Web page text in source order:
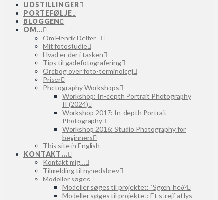
UDSTILLINGER
PORTEFØLJE
BLOGGEN
OM…
Om Henrik Delfer…
Mit fotostudie
Hvad er der i tasken
Tips til gadefotografering
Ordbog over foto-terminologi
Priser
Photography Workshops
Workshop: In-depth Portrait Photography
II (2024)
Workshop 2017: In-depth Portrait
Photography
Workshop 2016: Studio Photography for
beginners
This site in English
KONTAKT…
Kontakt mig…
Tilmelding til nyhedsbrev
Modeller søges
Modeller søges til projektet: ˈSgœnˌheðˀ
Modeller søges til projektet: Et strejf af lys